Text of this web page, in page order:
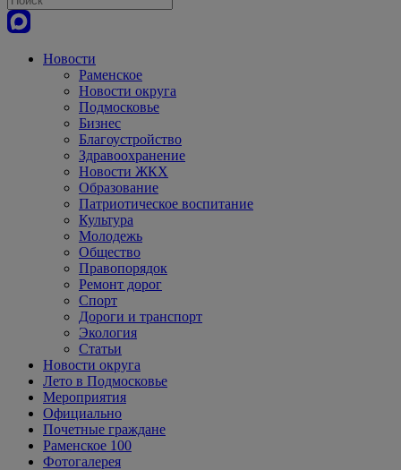
Новости
Раменское
Новости округа
Подмосковье
Бизнес
Благоустройство
Здравоохранение
Новости ЖКХ
Образование
Патриотическое воспитание
Культура
Молодежь
Общество
Правопорядок
Ремонт дорог
Спорт
Дороги и транспорт
Экология
Статьи
Новости округа
Лето в Подмосковье
Мероприятия
Официально
Почетные граждане
Раменское 100
Фотогалерея